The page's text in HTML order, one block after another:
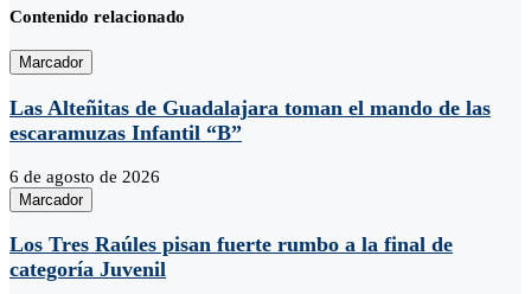
Contenido relacionado
Marcador
Las Alteñitas de Guadalajara toman el mando de las
escaramuzas Infantil “B”
6 de agosto de 2026
Marcador
Los Tres Raúles pisan fuerte rumbo a la final de
categoría Juvenil